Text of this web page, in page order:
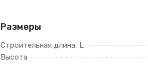
Размеры
Строительная длина, L
Высота